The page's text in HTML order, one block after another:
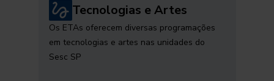
Tecnologias e Artes
Os ETAs oferecem diversas programações
em tecnologias e artes nas unidades do
Sesc SP